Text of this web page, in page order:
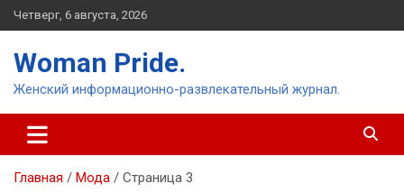
Перейти
к
Четверг, 6 августа, 2026
Woman Pride.
Женский информационно-развлекательный журнал.
Главная Мода Страница 3